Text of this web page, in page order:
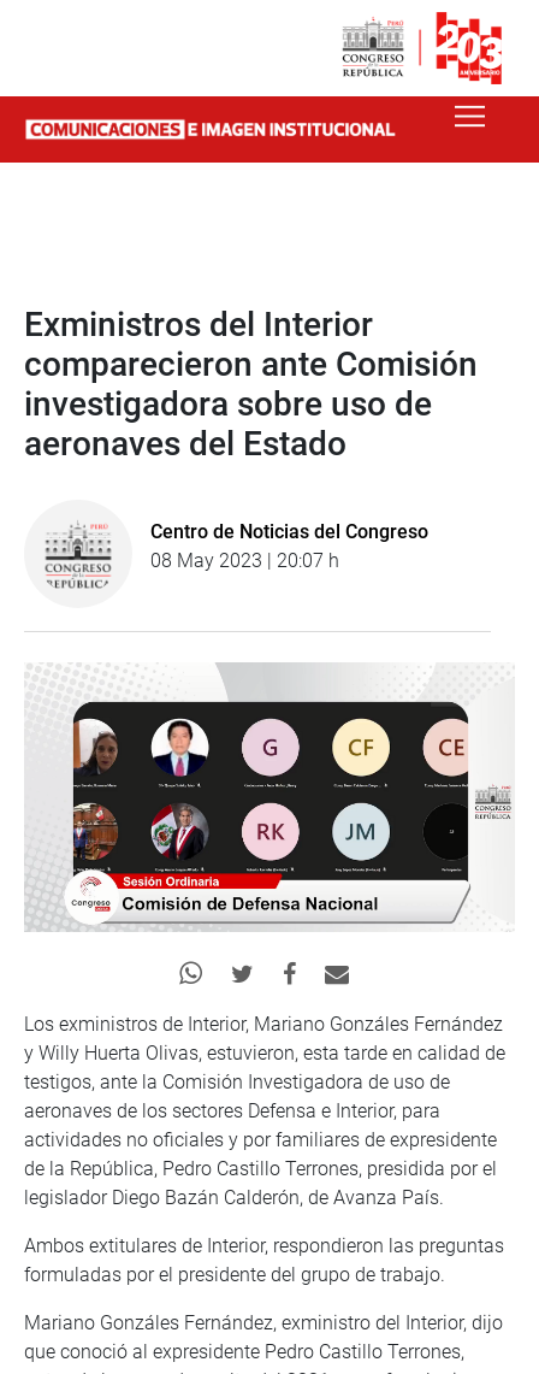
Exministros del Interior
comparecieron ante Comisión
investigadora sobre uso de
aeronaves del Estado
Centro de Noticias del Congreso
08 May 2023 | 20:07 h
Los exministros de Interior, Mariano Gonzáles Fernández
y Willy Huerta Olivas, estuvieron, esta tarde en calidad de
testigos, ante la Comisión Investigadora de uso de
aeronaves de los sectores Defensa e Interior, para
actividades no oficiales y por familiares de expresidente
de la República, Pedro Castillo Terrones, presidida por el
legislador Diego Bazán Calderón, de Avanza País.
Ambos extitulares de Interior, respondieron las preguntas
formuladas por el presidente del grupo de trabajo.
Mariano Gonzáles Fernández, exministro del Interior, dijo
que conoció al expresidente Pedro Castillo Terrones,